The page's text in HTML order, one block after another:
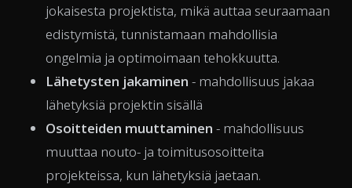
jokaisesta projektista, mikä auttaa seuraamaan
edistymistä, tunnistamaan mahdollisia
ongelmia ja optimoimaan tehokkuutta.
Lähetysten jakaminen - mahdollisuus jakaa
lähetyksiä projektin sisällä
Osoitteiden muuttaminen - mahdollisuus
muuttaa nouto- ja toimitusosoitteita
projekteissa, kun lähetyksiä jaetaan.